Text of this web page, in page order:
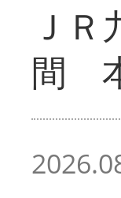
Ｊ
間